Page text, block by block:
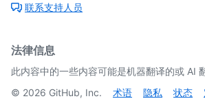
联系支持人员
法律信息
此内容中的一些内容可能是机器翻译的或 AI
© 2026 GitHub, Inc. 术语 隐私 状态